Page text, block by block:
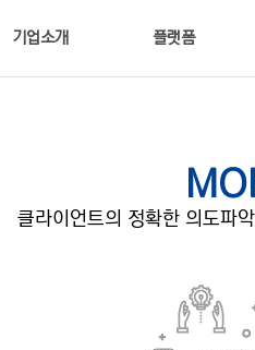
기업소개 플랫폼
클라이언트의 정확한 의도파